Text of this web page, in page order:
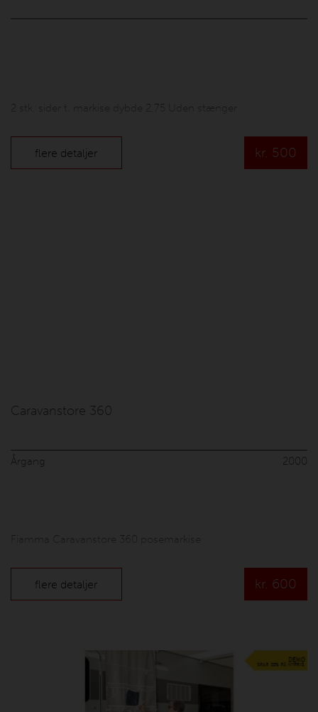
2 stk. sider t. markise dybde 2,75 Uden stænger
flere detaljer kr. 500
Caravanstore 360
Årgang 2000
Fiamma Caravanstore 360 posemarkise
flere detaljer kr. 600